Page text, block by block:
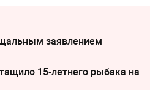
заявлением
15-летнего рыбака на